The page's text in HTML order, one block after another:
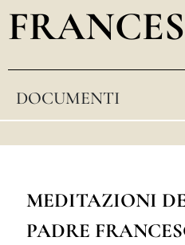
DOCUMENTI
MEDITAZIONI
PADRE